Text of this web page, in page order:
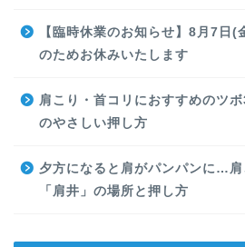
【臨時休業のお知らせ】8月7日
のためお休みいたします
肩こり・首コリにおすすめのツ
のやさしい押し方
夕方になると肩がパンパンに…
「肩井」の場所と押し方